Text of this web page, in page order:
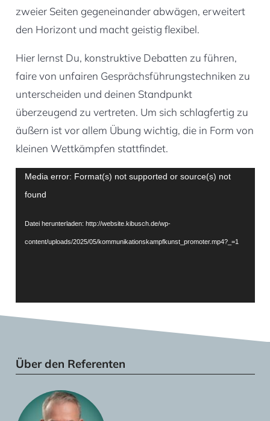
zweier Seiten gegeneinander abwägen, erweitert
den Horizont und macht geistig flexibel.
Hier lernst Du, konstruktive Debatten zu führen,
faire von unfairen Gesprächsführungstechniken zu
unterscheiden und deinen Standpunkt
überzeugend zu vertreten. Um sich schlagfertig zu
äußern ist vor allem Übung wichtig, die in Form von
kleinen Wettkämpfen stattfindet.
Video-
Player
Media error: Format(s) not supported or source(s) not
found
Datei herunterladen: http://website.kibusch.de/wp-
content/uploads/2025/05/kommunikationskampfkunst_promoter.mp4?_=1
Über den Referenten